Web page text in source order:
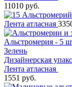
11010 руб.
Лента атласная
Альстромерия - 5
Зелень
Дизайнерская
Лента атласная
1551 руб.